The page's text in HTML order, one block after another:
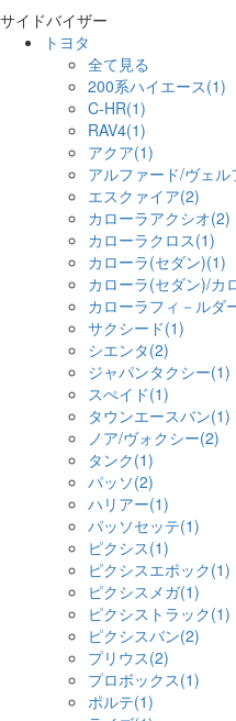
サイドバイザー
トヨタ
全て見る
200系ハイエース(1)
C-HR(1)
RAV4(1)
アクア(1)
アルファード/ヴェ
エスクァイア(2)
カローラアクシオ(2)
カローラクロス(1)
カローラ(セダン)(1)
カローラ(セダン)/カ
カローラフィ－ルダ
サクシード(1)
シエンタ(2)
ジャパンタクシー(1)
スぺイド(1)
タウンエースバン(1)
ノア/ヴォクシー(2)
タンク(1)
パッソ(2)
ハリアー(1)
パッソセッテ(1)
ピクシス(1)
ピクシスエポック(1)
ピクシスメガ(1)
ピクシストラック(1)
ピクシスバン(2)
プリウス(2)
プロボックス(1)
ポルテ(1)